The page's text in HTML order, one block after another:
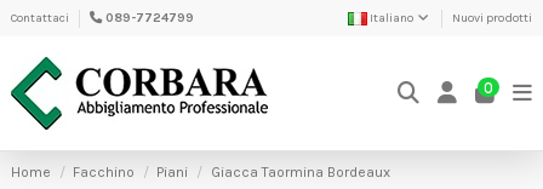
Contattaci 089-7724799 Italiano Nuovi prodotti
0
Home Facchino Piani Giacca Taormina Bordeaux